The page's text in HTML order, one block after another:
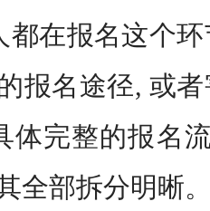
都在报名这个
报名途径, 或
体完整的报名
全部拆分明晰